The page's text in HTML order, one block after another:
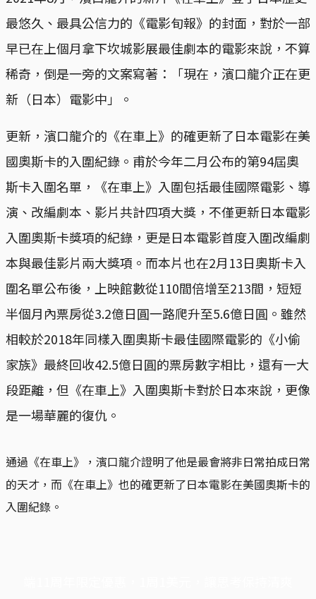
最悠久、最具公信力的《電影旬報》的封面，對於一部
早已在上個月拿下坎城影展最佳劇本的電影來說，不算
稀奇，倒是一旁的文案寫著：「現在，濱口龍介正在更
新（日本）電影中」。
更新，濱口龍介的《在車上》的確更新了日本電影在美
國奧斯卡的入圍紀錄。甫於今年二月公布的第94屆奧
斯卡入圍名單，《在車上》入圍包括最佳國際電影、導
演、改編劇本、影片共計四項大獎，不僅更新日本電影
入圍奧斯卡獎項的紀錄，更是日本電影首度入圍改編劇
本與最佳影片兩大獎項。而本片也在2月13日奧斯卡入
圍名單公布後，上映館數從110間倍增至213間，短短
半個月內票房從3.2億日圓一路爬升至5.6億日圓。雖然
相較於2018年同樣入圍奧斯卡最佳國際電影的《小偷
家族》最終回收42.5億日圓的票房數字相比，還有一大
段距離，但《在車上》入圍奧斯卡對於日本來說，更像
是一場華麗的復仇。
通過《在車上》，濱口龍介證明了他是最會將非日常拍成日常
的天才，而《在車上》也的確更新了日本電影在美國奧斯卡的
入圍紀錄。